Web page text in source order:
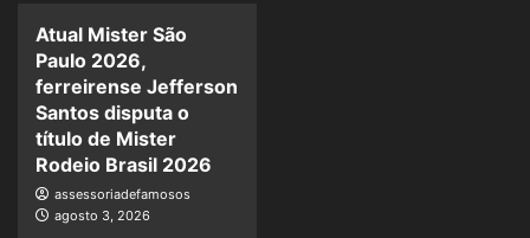
Atual Mister São
Paulo 2026,
ferreirense Jefferson
Santos disputa o
título de Mister
Rodeio Brasil 2026
assessoriadefamosos
agosto 3, 2026